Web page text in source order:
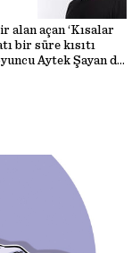
alan açan ‘Kısalar
bir süre kısıtı
Aytek Şayan da
10 dakikalık bir
merakla ve soru